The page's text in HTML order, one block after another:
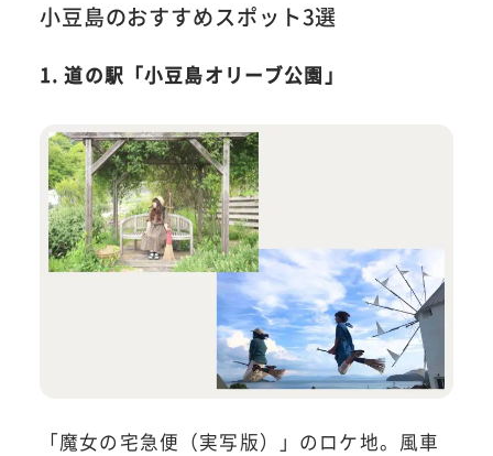
小豆島のおすすめスポット3選
1. 道の駅「小豆島オリーブ公園」
「魔女の宅急便（実写版）」のロケ地。風車